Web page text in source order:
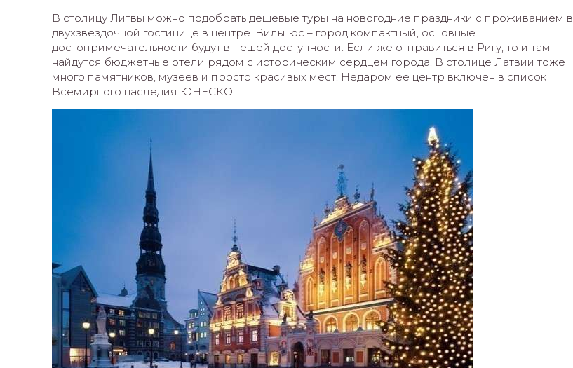
В столицу Литвы можно подобрать дешевые туры на новогодние праздники с проживанием в
двухзвездочной гостинице в центре. Вильнюс – город компактный, основные
достопримечательности будут в пешей доступности. Если же отправиться в Ригу, то и там
найдутся бюджетные отели рядом с историческим сердцем города. В столице Латвии тоже
много памятников, музеев и просто красивых мест. Недаром ее центр включен в список
Всемирного наследия ЮНЕСКО.